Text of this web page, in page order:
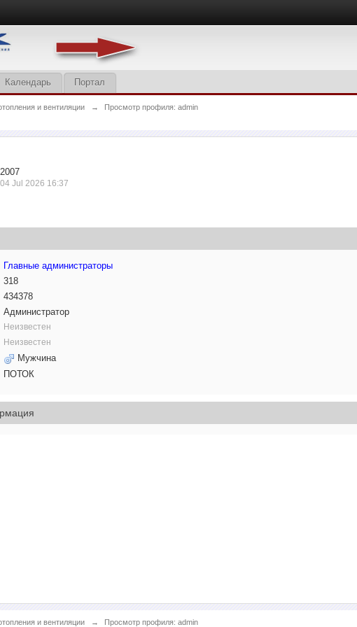
Календарь Портал
и вентиляции → Просмотр профиля: admin
Jul 2026 16:37
Главные администраторы
318
434378
Администратор
Неизвестен
Неизвестен
Мужчина
ПОТОК
и вентиляции → Просмотр профиля: admin